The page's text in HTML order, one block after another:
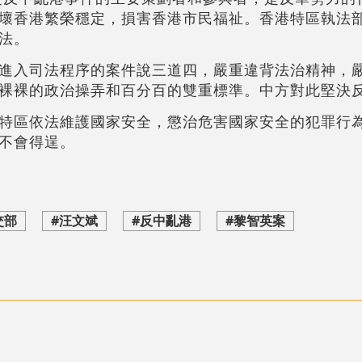
香港繁榮穩定，損害香港市民福祉。香港特區執法
。
入司法程序的案件說三道四，嚴重違背法治精神，
裸的政治操弄和百分百的雙重標準。中方對此堅決
區依法維護國家安全，懲治危害國家安全的犯罪行
會得逞。
部 #汪文斌 #反中亂港 #黎智英案